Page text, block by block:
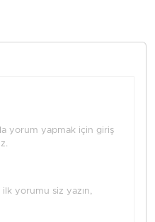
yorum yapmak için giriş
yorumu siz yazın,